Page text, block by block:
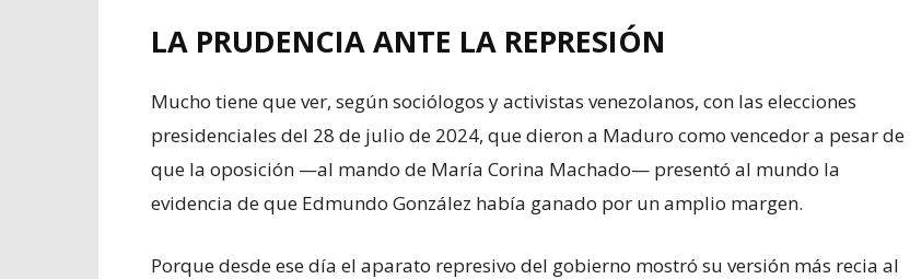
LA PRUDENCIA ANTE LA REPRESIÓN
Mucho tiene que ver, según sociólogos y activistas venezolanos, con las elecciones
presidenciales del 28 de julio de 2024, que dieron a Maduro como vencedor a pesar de
que la oposición —al mando de María Corina Machado— presentó al mundo la
evidencia de que Edmundo González había ganado por un amplio margen.
Porque desde ese día el aparato represivo del gobierno mostró su versión más recia al